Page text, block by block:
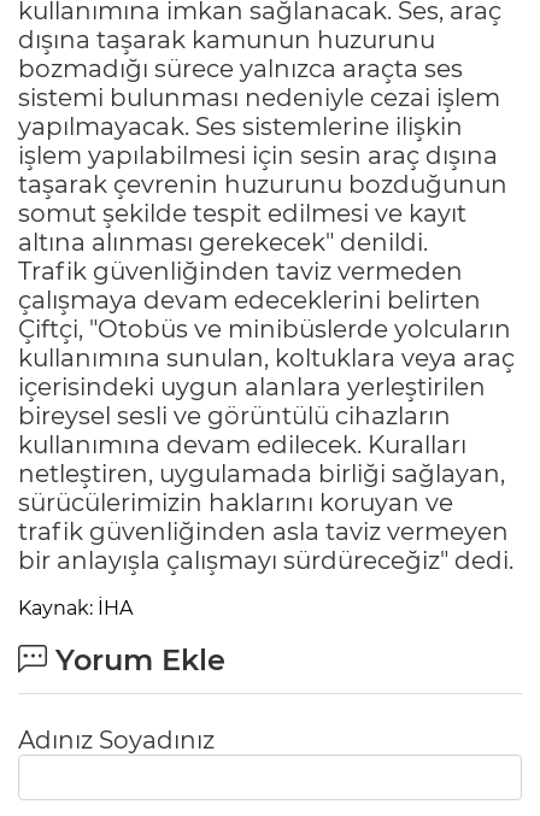
kullanımına imkan sağlanacak. Ses, araç
dışına taşarak kamunun huzurunu
bozmadığı sürece yalnızca araçta ses
sistemi bulunması nedeniyle cezai işlem
yapılmayacak. Ses sistemlerine ilişkin
işlem yapılabilmesi için sesin araç dışına
taşarak çevrenin huzurunu bozduğunun
somut şekilde tespit edilmesi ve kayıt
altına alınması gerekecek" denildi.
Trafik güvenliğinden taviz vermeden
çalışmaya devam edeceklerini belirten
Çiftçi, "Otobüs ve minibüslerde yolcuların
kullanımına sunulan, koltuklara veya araç
içerisindeki uygun alanlara yerleştirilen
bireysel sesli ve görüntülü cihazların
kullanımına devam edilecek. Kuralları
netleştiren, uygulamada birliği sağlayan,
sürücülerimizin haklarını koruyan ve
trafik güvenliğinden asla taviz vermeyen
bir anlayışla çalışmayı sürdüreceğiz" dedi.
Kaynak: İHA
Yorum Ekle
Adınız Soyadınız